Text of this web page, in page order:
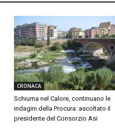
CRONACA
Schiuma nel Calore, continuano le
indagini della Procura: ascoltato il
presidente del Consorzio Asi